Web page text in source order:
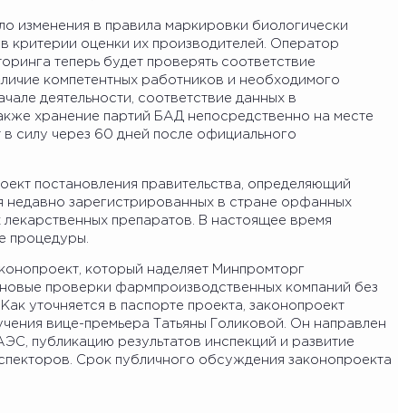
изменения в правила маркировки биологически
критерии оценки их производителей. Оператор
теперь будет проверять соответствие
компетентных работников и необходимого
деятельности, соответствие данных в
хранение партий БАД непосредственно на месте
в силу через 60 дней после официального
постановления правительства, определяющий
зарегистрированных в стране орфанных
препаратов. В настоящее время
процедуры.
который наделяет Минпромторг
проверки фармпроизводственных компаний без
уточняется в паспорте проекта, законопроект
вице-премьера Татьяны Голиковой. Он направлен
публикацию результатов инспекций и развитие
Срок публичного обсуждения законопроекта